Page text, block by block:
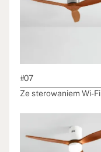
#07
Ze sterowaniem Wi-Fi